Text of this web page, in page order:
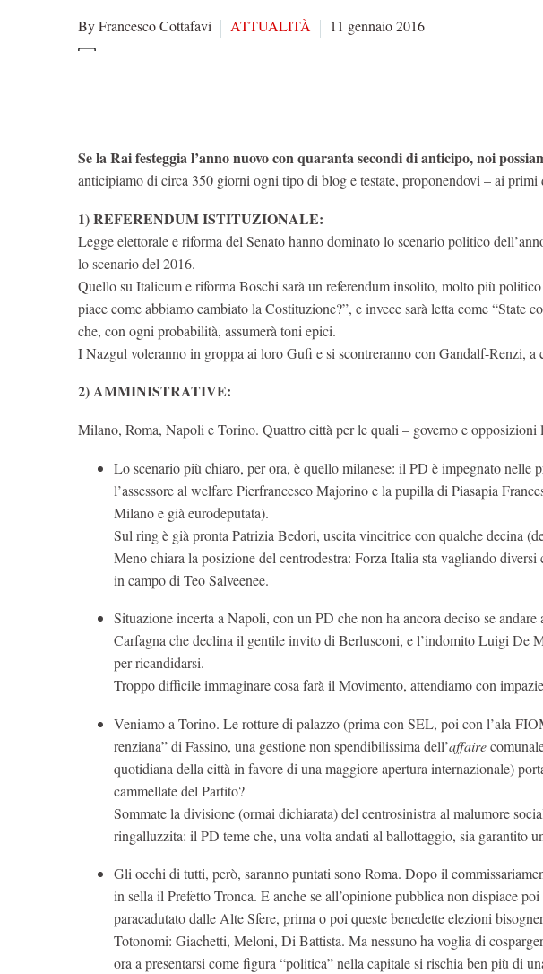
By Francesco Cottafavi ATTUALITÀ 11 gennaio 2016
Se la Rai festeggia l’anno nuovo con quaranta secondi di anticipo, noi
anticipiamo di circa 350 giorni ogni tipo di blog e testate, proponendovi – ai
1) REFERENDUM ISTITUZIONALE:
Legge elettorale e riforma del Senato hanno dominato lo scenario politico
lo scenario del 2016.
Quello su Italicum e riforma Boschi sarà un referendum insolito, molto più
piace come abbiamo cambiato la Costituzione?”, e invece sarà letta come “State
che, con ogni probabilità, assumerà toni epici.
I Nazgul voleranno in groppa ai loro Gufi e si scontreranno con Gandalf-Renzi, a
2) AMMINISTRATIVE:
Milano, Roma, Napoli e Torino. Quattro città per le quali – governo e
Lo scenario più chiaro, per ora, è quello milanese: il PD è impegnato nelle
l’assessore al welfare Pierfrancesco Majorino e la pupilla di Piasapia
Milano e già eurodeputata).
Sul ring è già pronta Patrizia Bedori, uscita vincitrice con qualche decina
Meno chiara la posizione del centrodestra: Forza Italia sta vagliando
in campo di Teo Salveenee.
Situazione incerta a Napoli, con un PD che non ha ancora deciso se
Carfagna che declina il gentile invito di Berlusconi, e l’indomito Luigi De
per ricandidarsi.
Troppo difficile immaginare cosa farà il Movimento, attendiamo con
Veniamo a Torino. Le rotture di palazzo (prima con SEL, poi con l’ala-
renziana” di Fassino, una gestione non spendibilissima dell’affaire
quotidiana della città in favore di una maggiore apertura internazionale)
cammellate del Partito?
Sommate la divisione (ormai dichiarata) del centrosinistra al malumore
ringalluzzita: il PD teme che, una volta andati al ballottaggio, sia garantito
Gli occhi di tutti, però, saranno puntati sono Roma. Dopo il
in sella il Prefetto Tronca. E anche se all’opinione pubblica non dispiace
paracadutato dalle Alte Sfere, prima o poi queste benedette elezioni
Totonomi: Giachetti, Meloni, Di Battista. Ma nessuno ha voglia di
ora a presentarsi come figura “politica” nella capitale si rischia ben più di